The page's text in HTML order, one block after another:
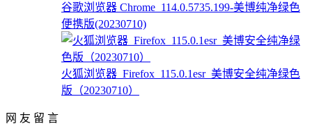
谷歌浏览器 Chrome_114.0.5735.199-美博纯净绿色
便携版(20230710)
火狐浏览器_Firefox_115.0.1esr_美博安全纯净绿色
版（20230710）
网 友 留 言